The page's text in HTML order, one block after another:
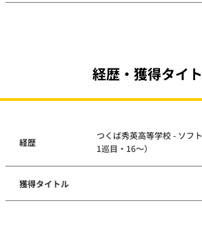
経歴・獲得タイ
経歴
つくば秀英高等学校 - ソフ
1巡目・16～）
獲得タイトル